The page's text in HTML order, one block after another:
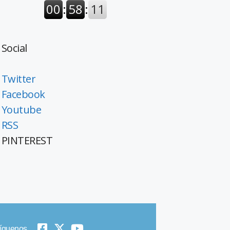
Social
Twitter
Facebook
Youtube
RSS
PINTEREST